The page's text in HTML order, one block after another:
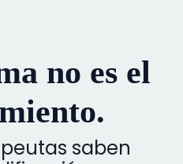
no es el
saben